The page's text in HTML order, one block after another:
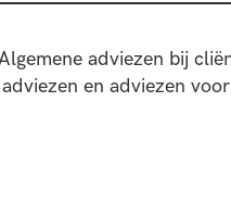
adviezen bij
en adviezen